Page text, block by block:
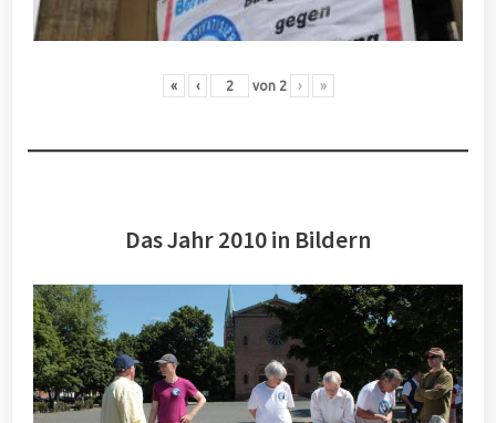
« ‹ von 2 › »
Das Jahr 2010 in Bildern